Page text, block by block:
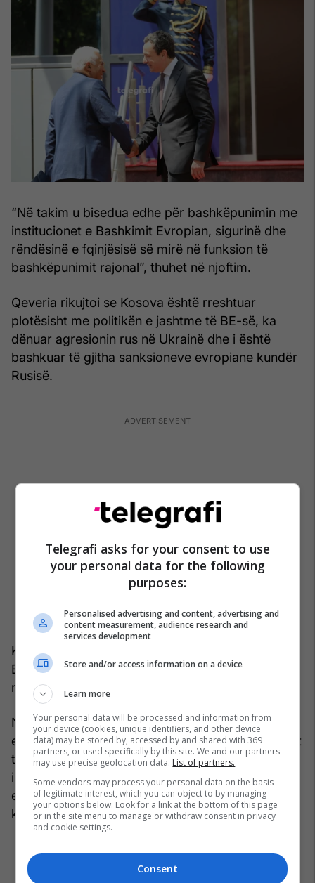
“Në takim u bisedua edhe për bashkëpunimin me
institucionet e Bashkimit Evropian, sigurinë dhe
rëndësinë e fqinjësisë së mirë në funksion të
bashkëpunimit rajonal”, thuhet në njoftim.
Qeveria rikujtoi se Kosova është rreshtuar
plotësisht me politikën e jashtme të BE-së, ka
dënuar agresionin rus në Ukrainë dhe i është
bashkuar të gjitha sanksioneve evropiane kundër
Rusisë.
Kjo ishte vizita e dytë e Presidentit të Këshillit
Evropian, Antonio Costa, në Prishtinë, pas asaj të
realizuar në maj të vitit të kaluar.
Në përfundim, Qeveria vlerësoi se “me progresin
e shënuar në vitet e fundit, me forcimin e sundimit
të ligjit, avancimin e lirive, forcimin e
institucioneve demokratike dhe zhvillimin
ekonomik, Kosova është e gatshme për statusin
kandidat dhe hapjen e negociatave”./Telegrafi/
Telegrafi asks for your consent to use
your personal data for the following
purposes:
Personalised advertising and content, advertising and
content measurement, audience research and
services development
Store and/or access information on a device
Learn more
Your personal data will be processed and information from
your device (cookies, unique identifiers, and other device
data) may be stored by, accessed by and shared with 369
partners, or used specifically by this site. We and our partners
may use precise geolocation data. List of partners.
Some vendors may process your personal data on the basis
of legitimate interest, which you can object to by managing
your options below. Look for a link at the bottom of this page
or in the site menu to manage or withdraw consent in privacy
and cookie settings.
Consent